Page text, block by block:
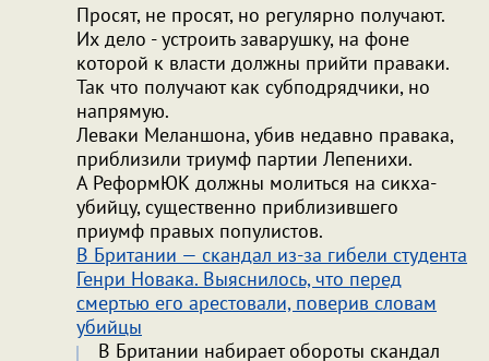
Просят, не просят, но регулярно получают.
Их дело - устроить заварушку, на фоне
которой к власти должны прийти праваки.
Так что получают как субподрядчики, но
напрямую.
Леваки Меланшона, убив недавно правака,
приблизили триумф партии Лепенихи.
А РеформЮК должны молиться на сикха-
убийцу, существенно приблизившего
приумф правых популистов.
В Британии — скандал из-за гибели студента
Генри Новака. Выяснилось, что перед
смертью его арестовали, поверив словам
убийцы
В Британии набирает обороты скандал